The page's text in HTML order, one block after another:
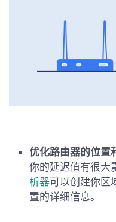
优化路由器的位置
你的延迟值有很大
析器可以创建你区
置的详细信息。